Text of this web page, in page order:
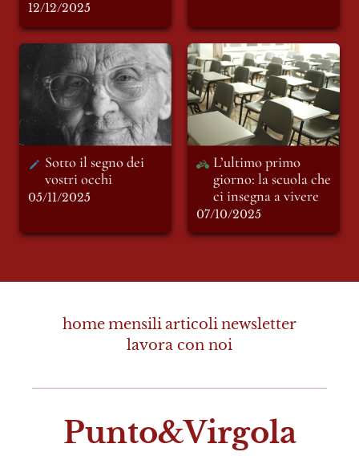
12/12/2025
Sotto il segno dei
vostri occhi
Sotto il segno dei
vostri occhi
05/11/2025
L’ultimo primo
giorno: la scuola che
ci insegna a vivere
L’ultimo primo
giorno: la scuola che
ci insegna a vivere
07/10/2025
Punto&Virgola
homemensiliarticolinewsletter
lavora con noi